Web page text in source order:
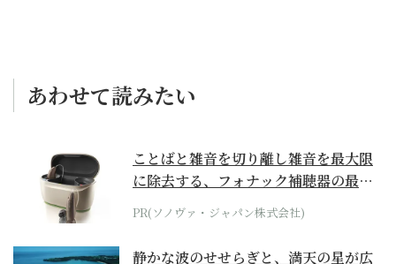
あわせて読みたい
ことばと雑音を切り離し雑音を最大限
に除去する、フォナック補聴器の最上
位モデル
PR(ソノヴァ・ジャパン株式会社)
静かな波のせせらぎと、満天の星が広